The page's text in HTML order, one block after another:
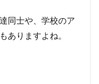
同士や、学校のア
ありますよね。